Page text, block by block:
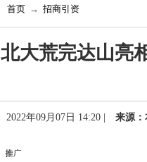
首页 → 招商引资
北大荒完达山亮
2022年09月07日 14:20 | 来源